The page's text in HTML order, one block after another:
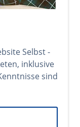
Selbst -
inklusive
sind